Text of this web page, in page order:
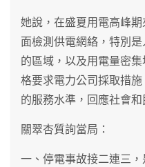
她說，在盛夏用電高峰
面檢測供電網絡，特別
的區域，以及用電量密
格要求電力公司採取措
的服務水準，回應社會和
關翠杏質詢當局：
一、停電事故接二連三